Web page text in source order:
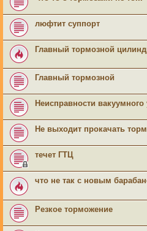
люфтит суппорт
Главный тормозной
Главный тормозной
Неисправности
Не выходит прокачать
течет ГТЦ
что не так с новым
Резкое торможение